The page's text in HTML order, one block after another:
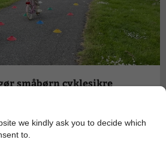
småbørn cyklesikre
tryghed på cyklerne, så de
we kindly ask you to decide which
to.